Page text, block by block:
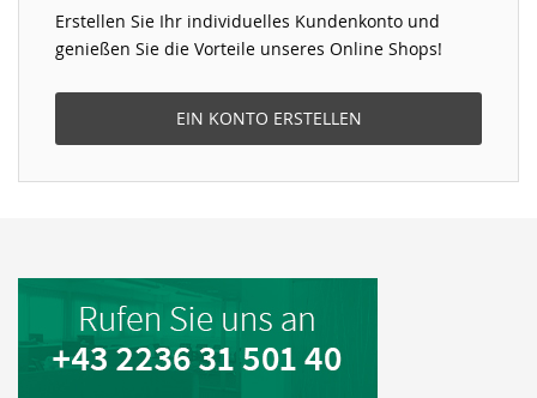
Erstellen Sie Ihr individuelles Kundenkonto und
genießen Sie die Vorteile unseres Online Shops!
EIN KONTO ERSTELLEN